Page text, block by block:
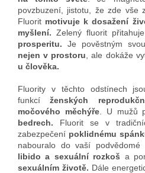
povzbuzení, jistotu, že zde vše
Fluorit motivuje k dosažení
myšlení. Zelený fluorit
prosperitu. Je pověstným
nejen v prostoru , ale dokáže
u člověka.
Fluority v těchto odstínech
funkcíženských
močového měchýře. U mužů
bedrech. Fluorit se v
zabezpečení poklidnému
nabouralo do vaší podvědomé
libido a sexuální rozkoš a
sexuálním životě. Dále